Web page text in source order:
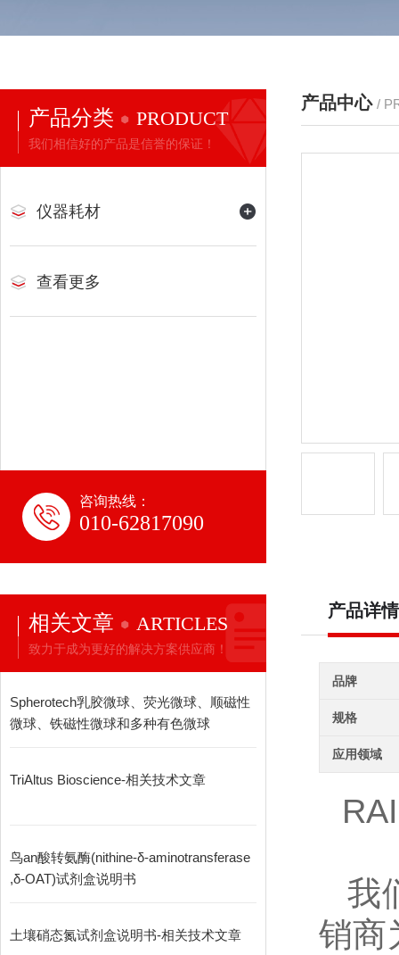
产品分类 PRODUCT
我们相信好的产品是信誉的保证！
仪器耗材
查看更多
咨询热线：
010-62817090
相关文章 ARTICLES
致力于成为更好的解决方案供应商！
Spherotech乳胶微球、荧光微球、顺磁性
微球、铁磁性微球和多种有色微球
TriAltus Bioscience-相关技术文章
鸟an酸转氨酶(nithine-δ-aminotransferase
,δ-OAT)试剂盒说明书
土壤硝态氮试剂盒说明书-相关技术文章
产品中心 /
产品详情
品牌
规格
应用领域
我
销商